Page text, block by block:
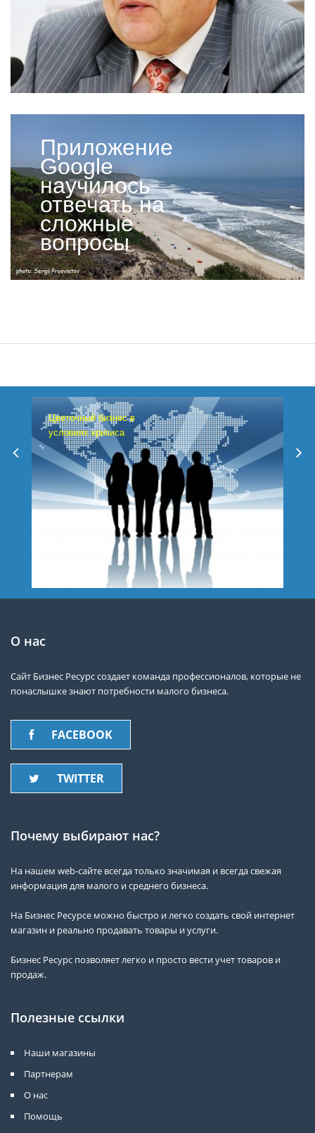
Приложение
Google
научилось
отвечать на
сложные
вопросы
Цветочный бизнес в
условиях кризиса
О нас
Сайт Бизнес Ресурс создает команда профессионалов, которые не
понаслышке знают потребности малого бизнеса.
FACEBOOK
TWITTER
Почему выбирают нас?
На нашем web-сайте всегда только значимая и всегда свежая
информация для малого и среднего бизнеса.
На Бизнес Ресурсе можно быстро и легко создать свой интернет
магазин и реально продавать товары и услуги.
Бизнес Ресурс позволяет легко и просто вести учет товаров и
продаж.
Полезные ссылки
Наши магазины
Партнерам
О нас
Помощь